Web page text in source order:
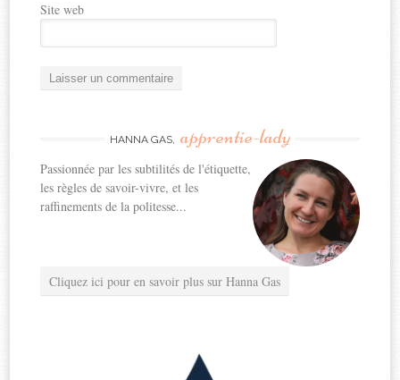
Site web
HANNA GAS, apprentie-lady
Passionnée par les subtilités de l'étiquette,
les règles de savoir-vivre, et les
raffinements de la politesse...
Cliquez ici pour en savoir plus sur Hanna Gas